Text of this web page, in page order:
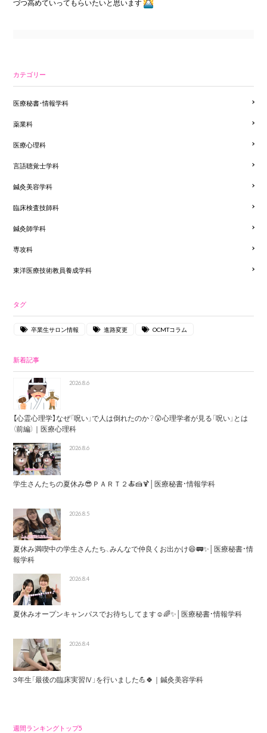
づつ高めていってもらいたいと思います
カテゴリー
医療秘書・情報学科
薬業科
医療心理科
言語聴覚士学科
鍼灸美容学科
臨床検査技師科
鍼灸師学科
専攻科
東洋医療技術教員養成学科
タグ
卒業生サロン情報 進路変更 OCMTコラム
新着記事
2026.8.6
【心霊心理学】なぜ「呪い」で人は倒れたのか？😲心理学者が見る「呪い」とは
（前編）｜医療心理科
2026.8.6
学生さんたちの夏休み😎ＰＡＲＴ２🍝🍰🍹│医療秘書・情報学科
2026.8.5
夏休み満喫中の学生さんたち、みんなで仲良くお出かけ😆🚃✨│医療秘書・情
報学科
2026.8.4
夏休みオープンキャンパスでお待ちしてます☺️🌈✨│医療秘書・情報学科
2026.8.4
3年生「最後の臨床実習Ⅳ」を行いました💪🍀｜鍼灸美容学科
週間ランキングトップ5